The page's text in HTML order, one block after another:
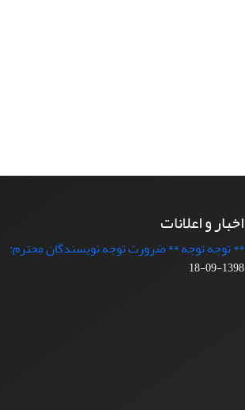
اخبار و اعلانات
** توجه توجه ** ضرورت توجه نویسندگان محترم:
1398-09-18